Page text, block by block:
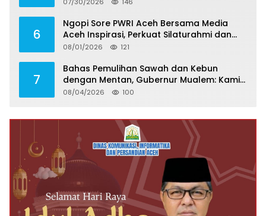
6
Ngopi Sore PWRI Aceh Bersama Media
Aceh Inspirasi, Perkuat Silaturahmi dan
Wariskan Pengalaman Berharga
08/01/2026 121
7
Bahas Pemulihan Sawah dan Kebun
dengan Mentan, Gubernur Mualem: Kami
Butuh Dukungan Pak Menteri
08/04/2026 100